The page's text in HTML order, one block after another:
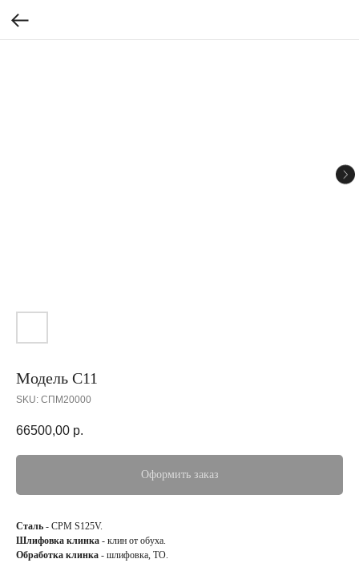
Модель С11
SKU: СПМ20000
66500,00 р.
Оформить заказ
Сталь - CPM S125V.
Шлифовка клинка - клин от обуха.
Обработка клинка - шлифовка, ТО.